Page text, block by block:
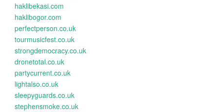
haklibekasi.com
haklibogor.com
perfectperson.co.uk
tourmusicfest.co.uk
strongdemocracy.co.uk
dronetotal.co.uk
partycurrent.co.uk
lightalso.co.uk
sleepyguards.co.uk
stephensmoke.co.uk